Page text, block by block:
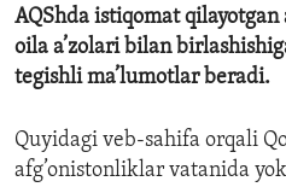
AQShda istiqomat
oila a’zolari bilan
tegishli ma’lumotlar beradi.
Quyidagi veb-sahifa orqali
afg’onistonliklar vatanida